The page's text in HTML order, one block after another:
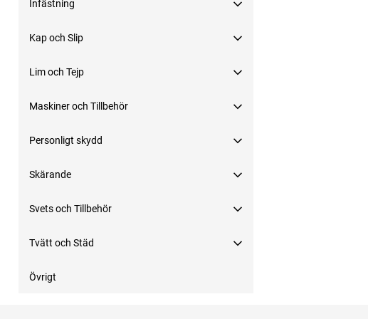
Infästning
Kap och Slip
Lim och Tejp
Maskiner och Tillbehör
Personligt skydd
Skärande
Svets och Tillbehör
Tvätt och Städ
Övrigt